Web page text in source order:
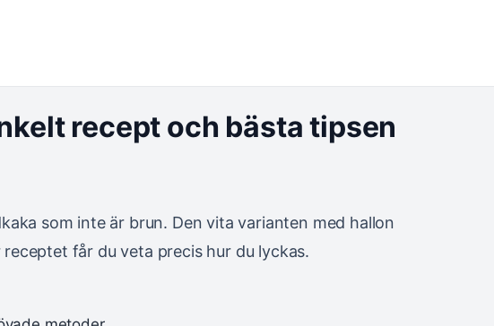
recept och bästa tipsen
som inte är brun. Den vita varianten med hallon
får du veta precis hur du lyckas.